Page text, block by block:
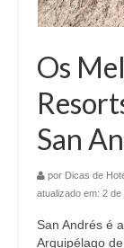
Os
San
por Dicas de
atualizado em: 2 de
San Andrés é
Arquipélago